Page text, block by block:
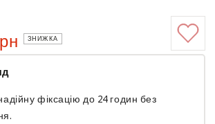
ЗНИЖКА
фіксацію до 24 годин без